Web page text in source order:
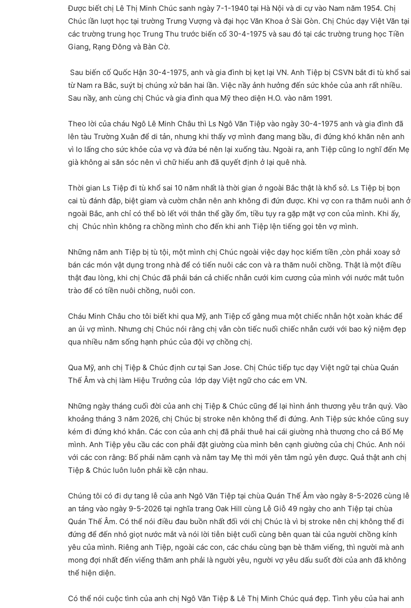
Được biết chị Lê Thị Minh Chúc sanh ngày 7-1-1940 tại Hà Nội và di cự vào Nam năm 1954. Chị
Chúc lần lượt học tại trường Trưng Vượng và đại học Văn Khoa ở Sài Gòn. Chị Chúc dạy Việt Văn tại
các trường trung học Trung Thu trước biến cố 30-4-1975 và sau đó tại các trường trung học Tiền
Giang, Rạng Đông và Bàn Cờ.
Sau biến cố Quốc Hận 30-4-1975, anh và gia đình bị kẹt lại VN. Anh Tiệp bị CSVN bắt đi tù khổ sai
từ Nam ra Bắc, suýt bị chúng xử bắn hai lần. Việc nầy ảnh hưởng đến sức khỏe của anh rất nhiều.
Sau nầy, anh cùng chị Chúc và gia đình qua Mỹ theo diện H.O. vào năm 1991.
Theo lời của cháu Ngô Lê Minh Châu thì Ls Ngô Văn Tiệp vào ngày 30-4-1975 anh và gia đình đã
lên tàu Trường Xuân để di tản, nhưng khi thấy vợ mình đang mang bầu, đi đứng khó khăn nên anh
vì lo lấng cho sức khỏe của vợ và đứa bé nên lại xuống tàu. Ngoài ra, anh Tiệp cũng lo nghĩ đến Mẹ
già không ai săn sóc nên vì chữ hiếu anh đã quyết định ở lại quê nhà.
Thời gian Ls Tiệp đi tù khổ sai 10 năm nhất là thời gian ở ngoài Bắc thật là khổ sở. Ls Tiệp bị bọn
cai tù đánh đâp, biệt giam và cườm chân nên anh không đi đứn được. Khi vợ con ra thăm nuôi anh ở
ngoài Bắc, anh chỉ có thể bò lết với thân thể gầy ốm, tiều tụy ra gặp mặt vợ con của mình. Khi ấy,
chị Chúc nhìn không ra chồng mình cho đến khi anh Tiệp lện tiếng gọi tên vợ mình.
Những năm anh Tiệp bị tù tội, một mình chị Chúc ngoài việc dạy học kiếm tiền ,còn phải xoay sở
bán các món vật dụng trong nhà để có tiến nuôi các con và ra thăm nuôi chồng. Thật là một điều
thật đau lòng, khi chị Chúc đã phải bán cả chiếc nhẫn cưới kim cương của mình với nước mắt tuôn
trào để có tiền nuôi chồng, nuôi con.
Cháu Minh Châu cho tôi biết khi qua Mỹ, anh Tiệp cố gằng mua một chiếc nhẫn hột xoàn khác để
an ủi vợ mình. Nhưng chị Chúc nói rằng chị vẫn còn tiếc nuối chiếc nhẫn cưới với bao kỷ niệm đẹp
qua nhiều năm sống hạnh phúc của đội vợ chồng chị.
Qua Mỹ, anh chị Tiệp & Chúc định cư tại San Jose. Chị Chúc tiếp tục dạy Việt ngữ tại chùa Quán
Thế Âm và chị làm Hiệu Trưởng của lớp dạy Việt ngữ cho các em VN.
Những ngày tháng cuối đời của anh chị Tiệp & Chúc cũng để lại hình ảnh thương yêu trân quý. Vào
khoảng tháng 3 năm 2026, chị Chúc bị stroke nên không thể đi đứng. Anh Tiệp sức khỏe cũng suy
kém đi đứng khó khắn. Các con của anh chị đã phải thuê hai cái giường nhà thương cho cả Bố Mẹ
mình. Anh Tiệp yêu cầu các con phải đặt giường cùa mình bên cạnh giường của chị Chúc. Anh nói
với các con rằng: Bố phải nằm cạnh và nằm tay Mẹ thì mới yên tâm ngủ yên được. Quả thật anh chị
Tiệp & Chúc luôn luôn phải kề cận nhau.
Chúng tôi có đi dự tang lễ của anh Ngô Văn Tiệp tại chùa Quán Thế Âm vào ngày 8-5-2026 cùng lễ
an táng vào ngày 9-5-2026 tại nghĩa trang Oak Hill cùng Lễ Giỗ 49 ngày cho anh Tiệp tại chùa
Quán Thế Âm. Có thể nói điều đau buồn nhất đối với chị Chúc là vì bị stroke nên chị không thể đi
đứng để đến nhỏ giọt nước mắt và nói lời tiễn biệt cuối cùng bên quan tài của người chồng kính
yêu của mình. Riêng anh Tiệp, ngoài các con, các cháu cùng bạn bè thăm viếng, thì người mà anh
mong đợi nhất đến viếng thăm anh phải là người yêu, người vợ yêu dấu suốt đời của anh đã không
thể hiện diện.
Có thể nói cuộc tình của anh chị Ngô Văn Tiệp & Lê Thị Minh Chúc quá đẹp. Tình yêu của hai anh